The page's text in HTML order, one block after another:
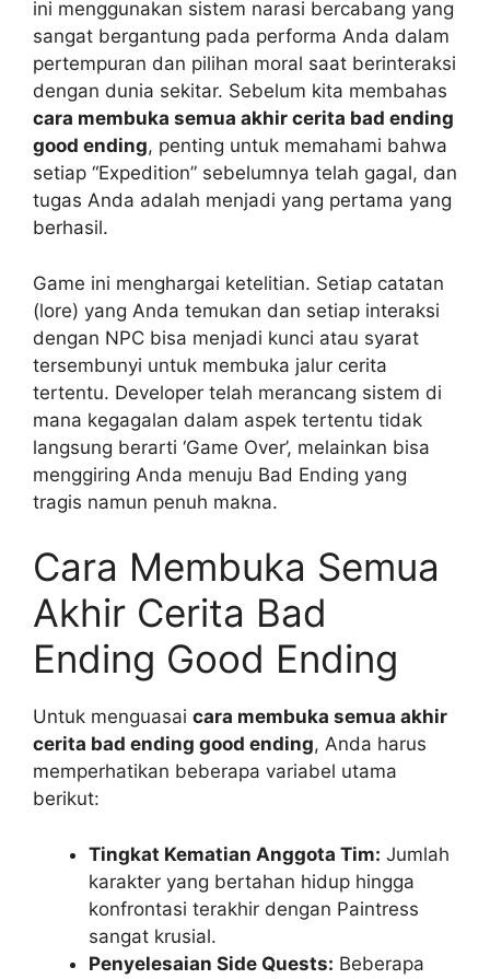
ini menggunakan sistem narasi bercabang yang
sangat bergantung pada performa Anda dalam
pertempuran dan pilihan moral saat berinteraksi
dengan dunia sekitar. Sebelum kita membahas
cara membuka semua akhir cerita bad ending
good ending, penting untuk memahami bahwa
setiap “Expedition” sebelumnya telah gagal, dan
tugas Anda adalah menjadi yang pertama yang
berhasil.
Game ini menghargai ketelitian. Setiap catatan
(lore) yang Anda temukan dan setiap interaksi
dengan NPC bisa menjadi kunci atau syarat
tersembunyi untuk membuka jalur cerita
tertentu. Developer telah merancang sistem di
mana kegagalan dalam aspek tertentu tidak
langsung berarti ‘Game Over’, melainkan bisa
menggiring Anda menuju Bad Ending yang
tragis namun penuh makna.
Cara Membuka Semua
Akhir Cerita Bad
Ending Good Ending
Untuk menguasai cara membuka semua akhir
cerita bad ending good ending, Anda harus
memperhatikan beberapa variabel utama
berikut:
Tingkat Kematian Anggota Tim: Jumlah
karakter yang bertahan hidup hingga
konfrontasi terakhir dengan Paintress
sangat krusial.
Penyelesaian Side Quests: Beberapa